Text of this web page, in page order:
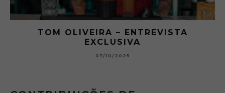
O ABRE DO BAR #11 —
BETONEIRA ABRE O JOGO NO